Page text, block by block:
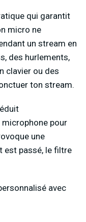
qui garantit
micro ne
un stream en
des hurlements,
clavier ou des
ton stream.
pour
une
est passé, le filtre
avec